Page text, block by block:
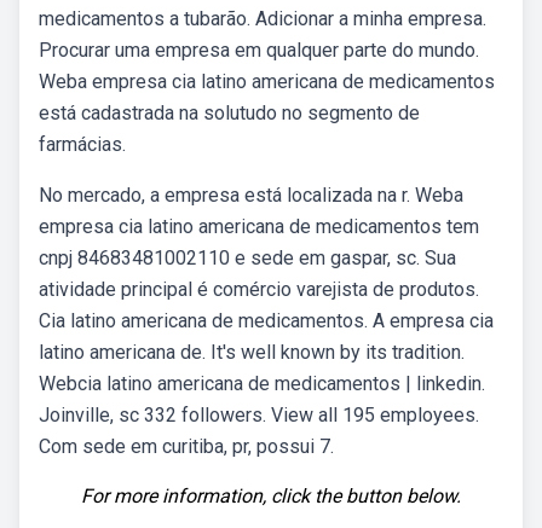
medicamentos a tubarão. Adicionar a minha empresa.
Procurar uma empresa em qualquer parte do mundo.
Weba empresa cia latino americana de medicamentos
está cadastrada na solutudo no segmento de
farmácias.
No mercado, a empresa está localizada na r. Weba
empresa cia latino americana de medicamentos tem
cnpj 84683481002110 e sede em gaspar, sc. Sua
atividade principal é comércio varejista de produtos.
Cia latino americana de medicamentos. A empresa cia
latino americana de. It's well known by its tradition.
Webcia latino americana de medicamentos | linkedin.
Joinville, sc 332 followers. View all 195 employees.
Com sede em curitiba, pr, possui 7.
For more information, click the button below.